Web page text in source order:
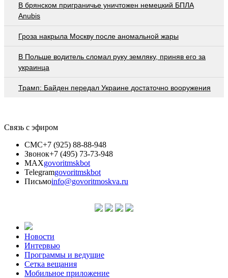
В брянском приграничье уничтожен немецкий БПЛА
Anubis
Гроза накрыла Москву после аномальной жары
В Польше водитель сломал руку земляку, приняв его за
украинца
Трамп: Байден передал Украине достаточно вооружения
Связь с эфиром
СМС+7 (925) 88-88-948
Звонок+7 (495) 73-73-948
MAXgovoritmskbot
Telegramgovoritmskbot
Письмоinfo@govoritmoskva.ru
Новости
Интервью
Программы и ведущие
Сетка вещания
Мобильное приложение